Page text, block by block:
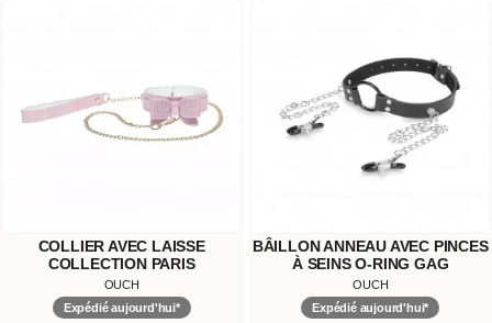
COLLIER AVEC LAISSE
COLLECTION PARIS
OUCH
Expédié aujourd'hui*
BÂILLON ANNEAU AVEC PINCES
À SEINS O-RING GAG
OUCH
Expédié aujourd'hui*